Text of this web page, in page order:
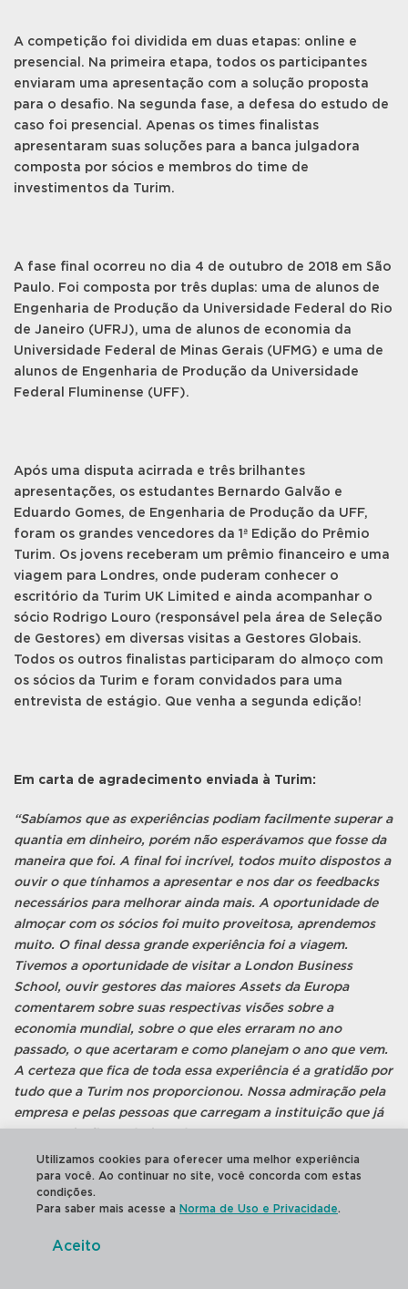
A competição foi dividida em duas etapas: online e
presencial. Na primeira etapa, todos os participantes
enviaram uma apresentação com a solução proposta
para o desafio. Na segunda fase, a defesa do estudo de
caso foi presencial. Apenas os times finalistas
apresentaram suas soluções para a banca julgadora
composta por sócios e membros do time de
investimentos da Turim.
A fase final ocorreu no dia 4 de outubro de 2018 em São
Paulo. Foi composta por três duplas: uma de alunos de
Engenharia de Produção da Universidade Federal do Rio
de Janeiro (UFRJ), uma de alunos de economia da
Universidade Federal de Minas Gerais (UFMG) e uma de
alunos de Engenharia de Produção da Universidade
Federal Fluminense (UFF).
Após uma disputa acirrada e três brilhantes
apresentações, os estudantes Bernardo Galvão e
Eduardo Gomes, de Engenharia de Produção da UFF,
foram os grandes vencedores da 1ª Edição do Prêmio
Turim. Os jovens receberam um prêmio financeiro e uma
viagem para Londres, onde puderam conhecer o
escritório da Turim UK Limited e ainda acompanhar o
sócio Rodrigo Louro (responsável pela área de Seleção
de Gestores) em diversas visitas a Gestores Globais.
Todos os outros finalistas participaram do almoço com
os sócios da Turim e foram convidados para uma
entrevista de estágio. Que venha a segunda edição!
Em carta de agradecimento enviada à Turim:
“Sabíamos que as experiências podiam facilmente superar a
quantia em dinheiro, porém não esperávamos que fosse da
maneira que foi. A final foi incrível, todos muito dispostos a
ouvir o que tínhamos a apresentar e nos dar os feedbacks
necessários para melhorar ainda mais. A oportunidade de
almoçar com os sócios foi muito proveitosa, aprendemos
muito. O final dessa grande experiência foi a viagem.
Tivemos a oportunidade de visitar a London Business
School, ouvir gestores das maiores Assets da Europa
comentarem sobre suas respectivas visões sobre a
economia mundial, sobre o que eles erraram no ano
passado, o que acertaram e como planejam o ano que vem.
A certeza que fica de toda essa experiência é a gratidão por
tudo que a Turim nos proporcionou. Nossa admiração pela
empresa e pelas pessoas que carregam a instituição que já
Utilizamos cookies para oferecer uma melhor experiência
para você. Ao continuar no site, você concorda com estas
condições.
Para saber mais acesse a Norma de Uso e Privacidade.
Aceito